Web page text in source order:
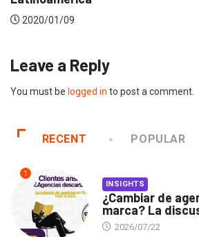
01/09
Leave a Reply
You must be logged in to post a comment.
RECENT POPULAR
1
INSIGHTS
¿Cambiar de
marca? La
2026/07/22